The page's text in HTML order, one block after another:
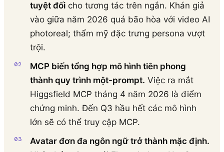
tuyệt đối cho tương tác trên ngắn. Khán giả
vào giữa năm 2026 quá bão hòa với video AI
photoreal; thẩm mỹ đặc trưng persona vượt
trội.
MCP biến tổng hợp mô hình tiên phong
thành quy trình một-prompt. Việc ra mắt
Higgsfield MCP tháng 4 năm 2026 là điểm
chứng minh. Đến Q3 hầu hết các mô hình
lớn sẽ có thể truy cập MCP.
Avatar đơn đa ngôn ngữ trở thành mặc định.